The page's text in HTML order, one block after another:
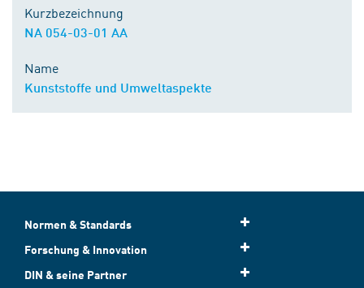
Kurzbezeichnung
NA 054-03-01 AA
Name
Kunststoffe und Umweltaspekte
Normen & Standards
Forschung & Innovation
DIN & seine Partner